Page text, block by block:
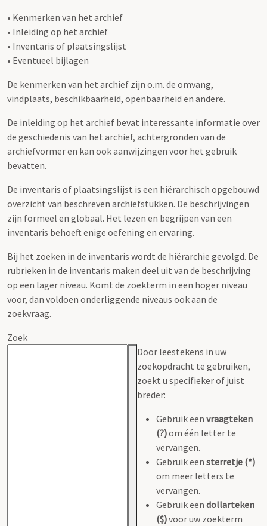
• Kenmerken van het archief
• Inleiding op het archief
• Inventaris of plaatsingslijst
• Eventueel bijlagen
De kenmerken van het archief zijn o.m. de omvang,
vindplaats, beschikbaarheid, openbaarheid en andere.
De inleiding op het archief bevat interessante informatie over
de geschiedenis van het archief, achtergronden van de
archiefvormer en kan ook aanwijzingen voor het gebruik
bevatten.
De inventaris of plaatsingslijst is een hiërarchisch opgebouwd
overzicht van beschreven archiefstukken. De beschrijvingen
zijn formeel en globaal. Het lezen en begrijpen van een
inventaris behoeft enige oefening en ervaring.
Bij het zoeken in de inventaris wordt de hiërarchie gevolgd. De
rubrieken in de inventaris maken deel uit van de beschrijving
op een lager niveau. Komt de zoekterm in een hoger niveau
voor, dan voldoen onderliggende niveaus ook aan de
zoekvraag.
Zoek
Door leestekens in uw
zoekopdracht te gebruiken,
zoekt u specifieker of juist
breder:
Gebruik een vraagteken
(?)om één letter te
vervangen.
Gebruik een sterretje (*)
om meer letters te
vervangen.
Gebruik een dollarteken
($)voor uw zoekterm